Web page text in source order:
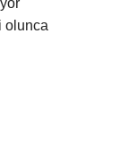
olunca